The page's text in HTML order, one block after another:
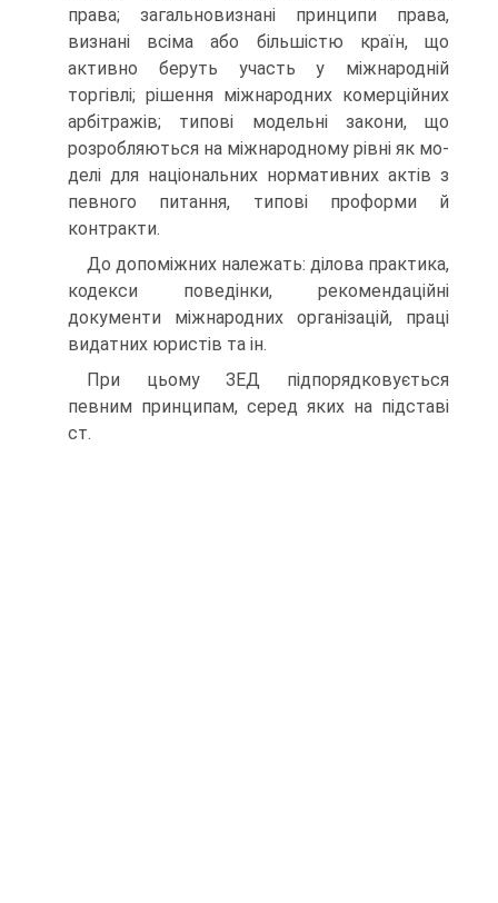
права; загальновизнані принципи права,
визнані всі­ма або більшістю країн, що
активно беруть участь у міжнародній
торгівлі; рішення міжнародних комерційних
арбітражів; типові модельні закони, що
розробляються на міжнародному рівні як мо­
делі для національних нормативних актів з
певного питання, типові проформи й
контракти.
До допоміжних належать: ділова практика,
кодекси поведінки, рекомендаційні
документи міжнародних організацій, праці
ви­датних юристів та ін.
При цьому ЗЕД підпорядковується
певним принципам, серед яких на підставі
ст.